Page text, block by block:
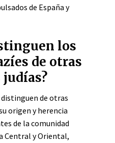
de España y
los
de otras
distinguen de otras
origen y herencia
de la comunidad
Central y Oriental,